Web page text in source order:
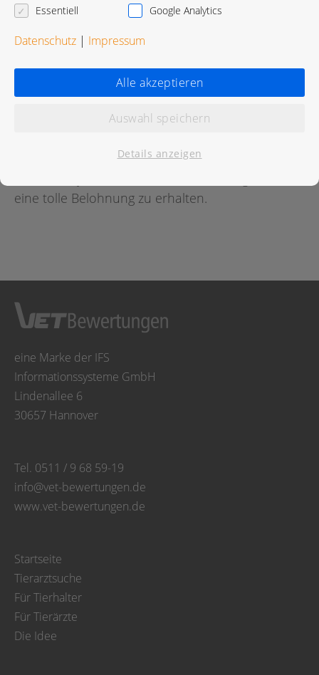
Bewertungen
Für diese Praxis wurde noch keine Bewertung
eine tolle Belohnung zu erhalten.
eine Marke der IFS
Informationssysteme GmbH
Lindenallee 6
30657 Hannover
Tel. 0511 / 9 68 59-19
info@vet-bewertungen.de
www.vet-bewertungen.de
Startseite
Tierarztsuche
Für Tierhalter
Für Tierärzte
Die Idee
Essentiell Google Analytics
Datenschutz | Impressum
Alle akzeptieren
Auswahl speichern
Details anzeigen